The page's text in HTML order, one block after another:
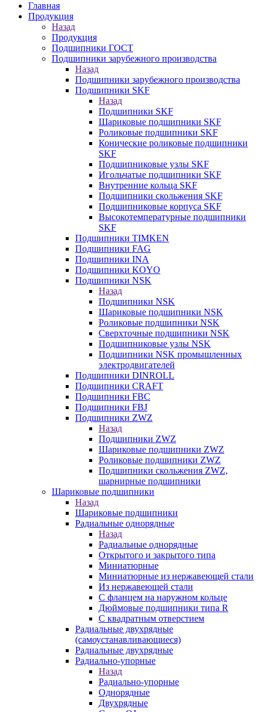
Главная
Продукция
Назад
Продукция
Подшипники ГОСТ
Подшипники зарубежного производства
Назад
Подшипники зарубежного производства
Подшипники SKF
Назад
Подшипники SKF
Шариковые подшипники SKF
Роликовые подшипники SKF
Конические роликовые подшипники
SKF
Подшипниковые узлы SKF
Игольчатые подшипники SKF
Внутренние кольца SKF
Подшипники скольжения SKF
Подшипниковые корпуса SKF
Высокотемпературные подшипники
SKF
Подшипники TIMKEN
Подшипники FAG
Подшипники INA
Подшипники KOYO
Подшипники NSK
Назад
Подшипники NSK
Шариковые подшипники NSK
Роликовые подшипники NSK
Сверхточные подшипники NSK
Подшипниковые узлы NSK
Подшипники NSK промышленных
электродвигателей
Подшипники DINROLL
Подшипники CRAFT
Подшипники FBC
Подшипники FBJ
Подшипники ZWZ
Назад
Подшипники ZWZ
Шариковые подшипники ZWZ
Роликовые подшипники ZWZ
Подшипники скольжения ZWZ,
шарнирные подшипники
Шариковые подшипники
Назад
Шариковые подшипники
Радиальные однорядные
Назад
Радиальные однорядные
Открытого и закрытого типа
Миниатюрные
Миниатюрные из нержавеющей стали
Из нержавеющей стали
С фланцем на наружном кольце
Дюймовые подшипники типа R
С квадратным отверстием
Радиальные двухрядные
(самоустанавливающиеся)
Радиальные двухрядные
Радиально-упорные
Назад
Радиально-упорные
Однорядные
Двухрядные